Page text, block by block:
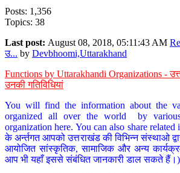
Posts: 1,356
Topics: 38
Last post: August 08, 2018, 05:11:43 AM
उ... by Devbhoomi,Uttarakhand
Functions by Uttarakhandi Organizations -
उनकी गतिविधियां
You will find the information about the
organized all over the world by various
organization here. You can also share related
के अर्न्तगत आपको उत्तराखंड की विभिन्न संस्थाओ
आयोजित सांस्कृतिक, सामाजिक और अन्य
आप भी यहाँ इससे संबंधित जानकारी डाल सकते हैं।)